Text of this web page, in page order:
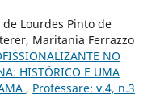
Lourdes Pinto de
Maritania Ferrazzo
NO
HISTÓRICO E UMA
, Professare: v.4, n.3